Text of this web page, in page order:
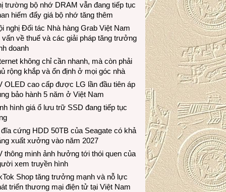
trường bộ nhớ DRAM vẫn đang tiếp tục
hiếm đẩy giá bộ nhớ tăng thêm
nghị Đối tác Nhà hàng Grab Việt Nam
về thuế và các giải pháp tăng trưởng
doanh
không chỉ cần nhanh, mà còn phải
rộng khắp và ổn định ở mọi góc nhà
OLED cao cấp được LG lần đầu tiên áp
bảo hành 5 năm ở Việt Nam
hình giá ổ lưu trữ SSD đang tiếp tục
cứng HDD 50TB của Seagate có khả
xuất xưởng vào năm 2027
thông minh ảnh hưởng tới thói quen của
xem truyền hình
Shop tăng trưởng mạnh và nỗ lực
triển thương mại điện tử tại Việt Nam